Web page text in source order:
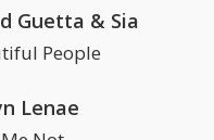
Guetta & Sia
People
Lenae